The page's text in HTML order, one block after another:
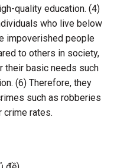
quality education. (4)
who live below
impoverished people
to others in society,
their basic needs such
(6) Therefore, they
such as robberies
crime rates.